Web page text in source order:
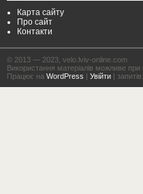
Карта сайту
Про сайт
Контакти
© 2013 — 2023, velo.lviv-online.com
Використання матеріалів можливе при
Працює на WordPress | Увійти |